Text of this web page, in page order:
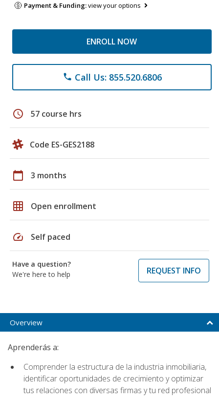
Payment & Funding:view your options
ENROLL NOW
phone Call Us: 855.520.6806
schedule 57 course hrs
Code ES-GES2188
calendar_today 3 months
grid_on Open enrollment
speed Self paced
Have a question?
We're here to help
REQUEST INFO
Overview
Aprenderás a:
Comprender la estructura de la industria inmobiliaria,
identificar oportunidades de crecimiento y optimizar
tus relaciones con diversas firmas y tu red profesional